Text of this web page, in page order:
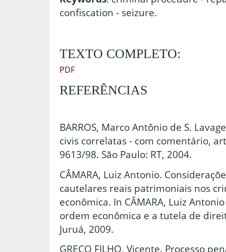
confiscation - seizure.
TEXTO COMPLETO:
PDF
REFERÊNCIAS
BARROS, Marco Antônio de S.
civis correlatas - com comentário,
9613/98. São Paulo: RT, 2004.
CÂMARA, Luiz Antonio.
cautelares reais patrimoniais nos
econômica. In CÂMARA, Luiz
ordem econômica e a tutela de
Juruá, 2009.
GRECO FILHO, Vicente. Processo